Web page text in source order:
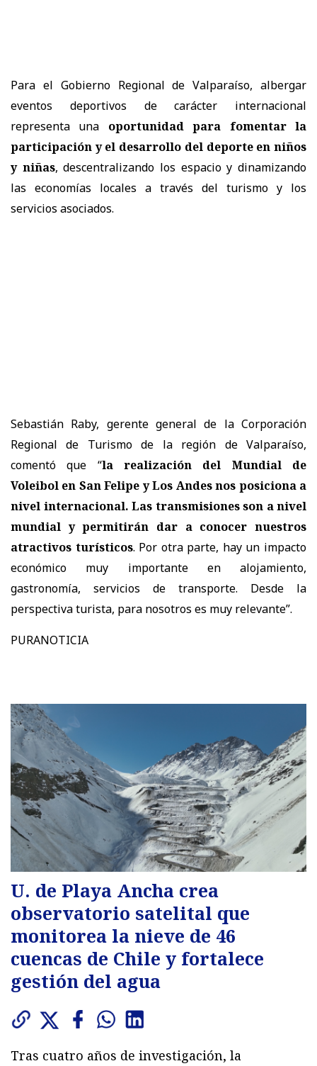
Para el Gobierno Regional de Valparaíso, albergar
eventos deportivos de carácter internacional
representa una
oportunidad para fomentar la
participación y el desarrollo del deporte en niños
y niñas, descentralizando los espacio y dinamizando
las economías locales a través del turismo y los
servicios asociados.
Sebastián Raby, gerente general de la Corporación
Regional de Turismo de la región de Valparaíso,
comentó que “la realización del Mundial de
Voleibol en San Felipe y Los Andes nos posiciona a
nivel internacional. Las transmisiones son a nivel
mundial y permitirán dar a conocer nuestros
atractivos turísticos. Por otra parte, hay un impacto
económico muy importante en alojamiento,
gastronomía, servicios de transporte. Desde la
perspectiva turista, para nosotros es muy relevante”.
PURANOTICIA
U. de Playa Ancha crea
observatorio satelital que
monitorea la nieve de 46
cuencas de Chile y fortalece
gestión del agua
Tras cuatro años de investigación, la